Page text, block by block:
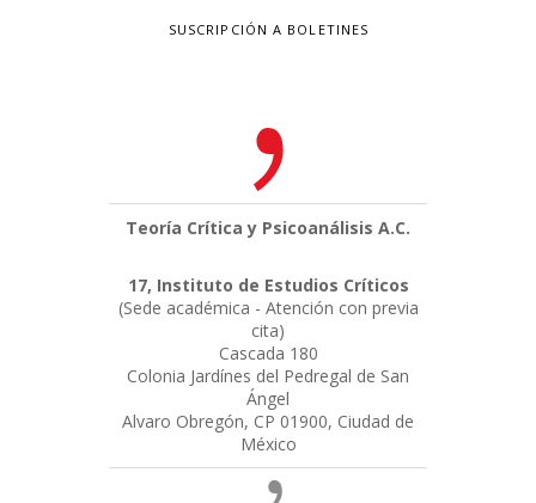
SUSCRIPCIÓN A BOLETINES
Teoría Crítica y Psicoanálisis A.C.
17, Instituto de Estudios Críticos
(Sede académica - Atención con previa
cita)
Cascada 180
Colonia Jardínes del Pedregal de San
Ángel
Alvaro Obregón, CP 01900, Ciudad de
México